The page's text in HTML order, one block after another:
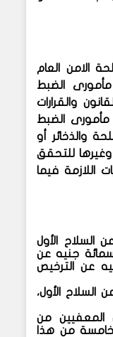
الامن العام
مأمورى الضبط
والقرارات
مأمورى الضبط
والذخائر أو
وغيرها للتحقق
اللازمة فيما
السلاح الأول
جنيه عن
عن الترخيص
الأول،
من
من هذا